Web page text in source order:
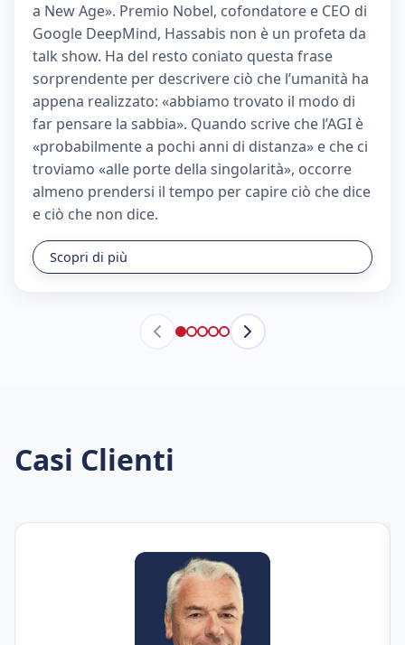
a New Age». Premio Nobel, cofondatore e CEO di
Google DeepMind, Hassabis non è un profeta da
talk show. Ha del resto coniato questa frase
sorprendente per descrivere ciò che l’umanità ha
appena realizzato: «abbiamo trovato il modo di
far pensare la sabbia». Quando scrive che l’AGI è
«probabilmente a pochi anni di distanza» e che ci
troviamo «alle porte della singolarità», occorre
almeno prendersi il tempo per capire ciò che dice
e ciò che non dice.
Scopri di più
Casi Clienti